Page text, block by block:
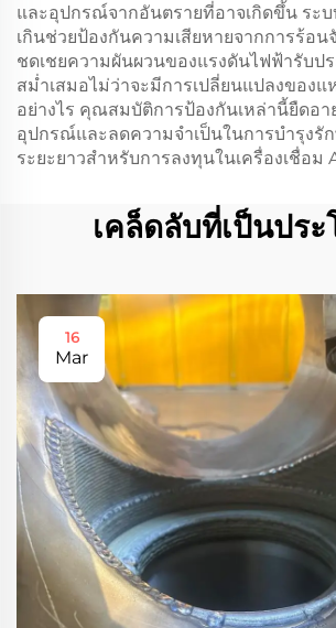
และอุปกรณ์จากอันตรายที่อาจเกิดขึ้น ระ
เกินช่วยป้องกันความเสียหายจากการร้อ
ชดเชยความผันผวนของแรงดันไฟฟ้ารับป
สม่ำเสมอไม่ว่าจะมีการเปลี่ยนแปลงของแ
อย่างไร คุณสมบัติการป้องกันเหล่านี้ยืดอา
อุปกรณ์และลดความจำเป็นในการบำรุงรั
ระยะยาวสำหรับการลงทุนในเครื่องเชื่อม
เคล็ดลับที่เป็นปร
16
Mar